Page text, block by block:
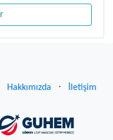
Hakkımızda ⋅
İletişim